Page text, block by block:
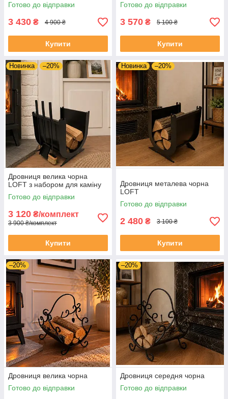
Готово до відправки
3 430 ₴ 4 900 ₴
Купити
Готово до відправки
3 570 ₴ 5 100 ₴
Купити
Новинка –20%
Дровниця велика чорна
LOFT з набором для каміну
Готово до відправки
3 120 ₴/комплект
3 900 ₴/комплект
Купити
Новинка –20%
Дровниця металева чорна
LOFT
Готово до відправки
2 480 ₴ 3 100 ₴
Купити
–20%
Дровниця велика чорна
Готово до відправки
–20%
Дровниця середня чорна
Готово до відправки